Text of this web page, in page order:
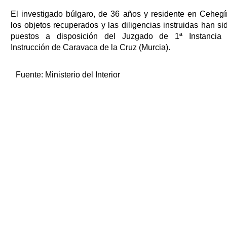
El investigado búlgaro, de 36 años y residente en
los objetos recuperados y las diligencias instruidas han
puestos a disposición del Juzgado de 1ª Instancia
Instrucción de Caravaca de la Cruz (Murcia).
Fuente: Ministerio del Interior